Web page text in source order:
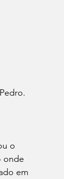
o
onde
em